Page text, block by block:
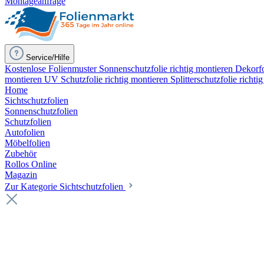
Service/Hilfe
Kostenlose Folienmuster Sonnenschutzfolie richtig montieren
montieren UV Schutzfolie richtig montieren Splitterschutzfolie
Home
Sichtschutzfolien
Sonnenschutzfolien
Schutzfolien
Autofolien
Möbelfolien
Zubehör
Rollos Online
Magazin
Zur Kategorie Sichtschutzfolien